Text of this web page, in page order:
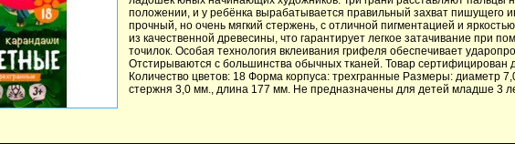
положении, и у ребёнка вырабатывается правильный захват пишущего
прочный, но очень мягкий стержень, с отличной пигментацией и
из качественной древесины, что гарантирует легкое затачивание при
точилок. Особая технология вклеивания грифеля обеспечивает
Отстирываются с большинства обычных тканей. Товар сертифицирован
Количество цветов: 18 Форма корпуса: трехгранные Размеры: диаметр
стержня 3,0 мм., длина 177 мм. Не предназначены для детей младше 3